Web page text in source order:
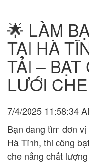
🌟 LÀM
TẠI HÀ
TẢI –
LƯỚI
7/4/2025 11:58:34
Bạn đang tìm đơn
Hà Tĩnh, thi công
che nắng chất